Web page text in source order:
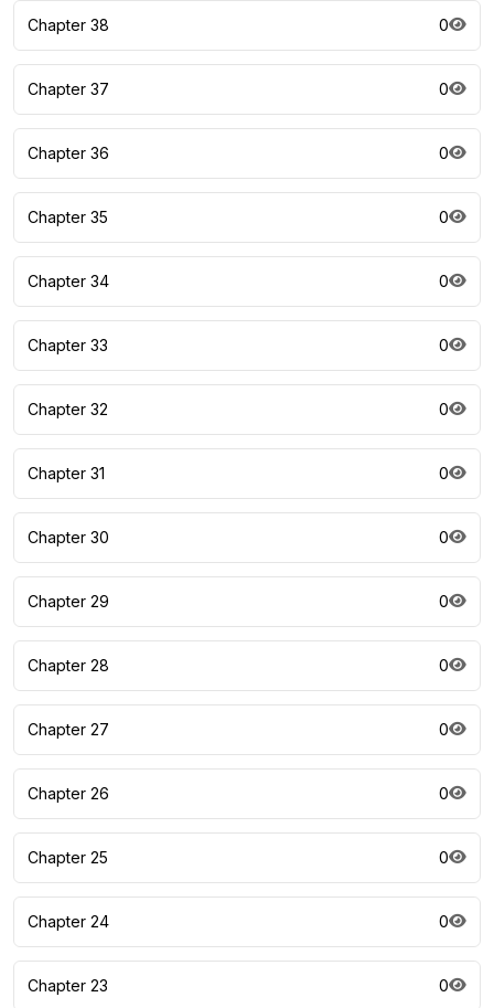
Chapter 38 0
Chapter 37 0
Chapter 36 0
Chapter 35 0
Chapter 34 0
Chapter 33 0
Chapter 32 0
Chapter 31 0
Chapter 30 0
Chapter 29 0
Chapter 28 0
Chapter 27 0
Chapter 26 0
Chapter 25 0
Chapter 24 0
Chapter 23 0